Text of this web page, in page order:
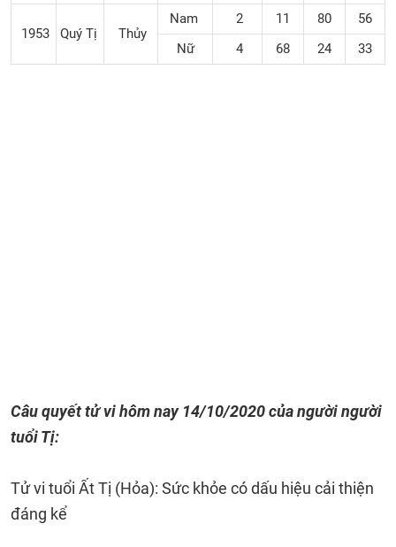
1953 Quý Tị Thủy
Nam 2 11 80
56
Nữ
4 68 24 33
Câu quyết tử vi hôm nay 14/10/2020 của người người
tuổi Tị:
Tử vi tuổi Ất Tị (Hỏa): Sức khỏe có dấu hiệu cải thiện
đáng kể